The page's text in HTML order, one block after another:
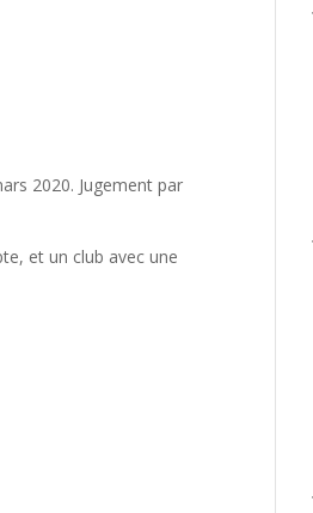
2020. Jugement par
et un club avec une